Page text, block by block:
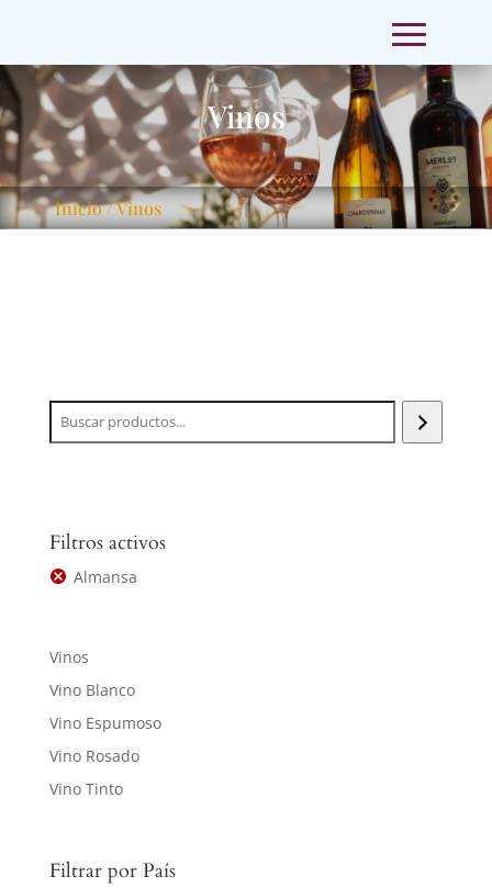
Vinos
Inicio/ Vinos
Filtros activos
Almansa
Vinos
Vino Blanco
Vino Espumoso
Vino Rosado
Vino Tinto
Filtrar por País